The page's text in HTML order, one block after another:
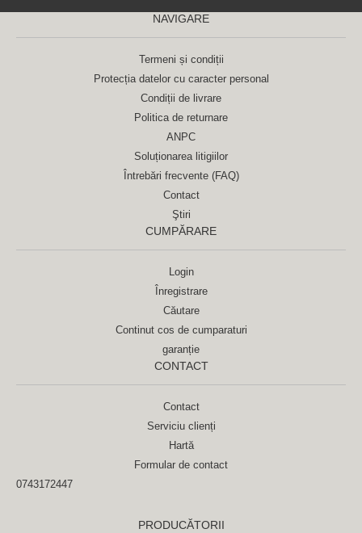
NAVIGARE
Termeni și condiții
Protecția datelor cu caracter personal
Condiții de livrare
Politica de returnare
ANPC
Soluționarea litigiilor
Întrebări frecvente (FAQ)
Contact
Ştiri
CUMPĂRARE
Login
Înregistrare
Căutare
Continut cos de cumparaturi
garanție
CONTACT
Contact
Serviciu clienți
Hartă
Formular de contact
0743172447
PRODUCĂTORII